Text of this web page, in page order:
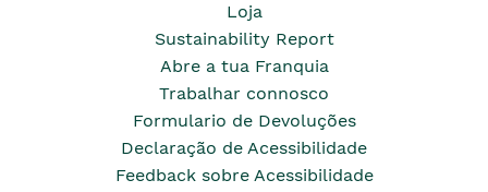
Loja
Sustainability Report
Abre a tua Franquia
Trabalhar connosco
Formulario de Devoluções
Declaração de Acessibilidade
Feedback sobre Acessibilidade